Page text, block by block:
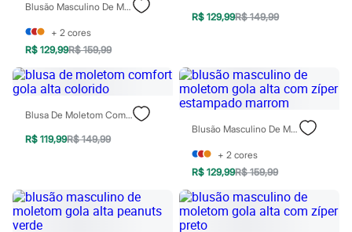
Botas
Chinelos
Sapatos
Sandálias e Papetes
Tênis
Moda esportiva
Acessórios
Bermudas
Camisetas
Calças
Cuecas
Meias
Pijamas
Blusão Masculino De Moletom Gola Alta Com Zíper Estampado Azul
+ 2 cores
R$ 129,99R$ 159,99
R$ 129,99R$ 149,99
Blusa De Moletom Comfort Gola Alta Colorido
R$ 119,99R$ 149,99
Blusão Masculino De Moletom Gola Alta Com Zíper Estampado Marrom
+ 2 cores
R$ 129,99R$ 159,99